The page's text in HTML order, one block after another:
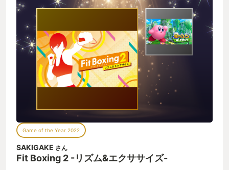
Game of the Year 2022
SAKIGAKE さん
Fit Boxing 2 -リズム&エクササイズ-